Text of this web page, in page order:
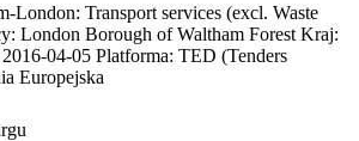
London: Transport services (excl. Waste
London Borough of Waltham Forest Kraj:
04-05 Platforma: TED (Tenders
Europejska